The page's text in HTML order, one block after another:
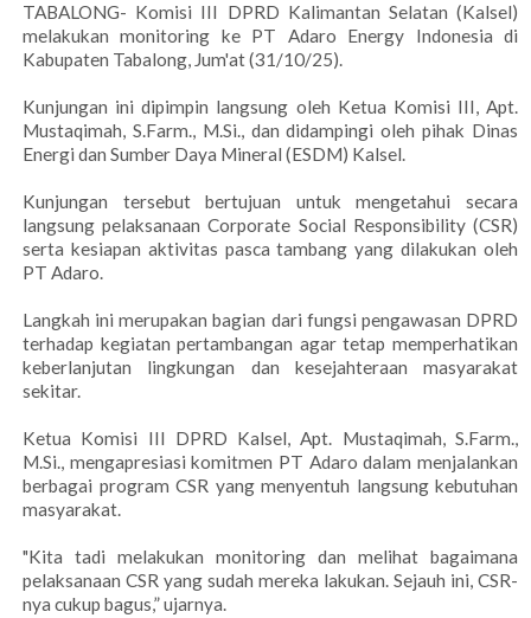
TABALONG- Komisi III DPRD Kalimantan Selatan (Kalsel)
melakukan monitoring ke PT Adaro Energy Indonesia di
Kabupaten Tabalong, Jum'at (31/10/25).
Kunjungan ini dipimpin langsung oleh Ketua Komisi III, Apt.
Mustaqimah, S.Farm., M.Si., dan didampingi oleh pihak Dinas
Energi dan Sumber Daya Mineral (ESDM) Kalsel.
Kunjungan tersebut bertujuan untuk mengetahui secara
langsung pelaksanaan Corporate Social Responsibility (CSR)
serta kesiapan aktivitas pasca tambang yang dilakukan oleh
PT Adaro.
Langkah ini merupakan bagian dari fungsi pengawasan DPRD
terhadap kegiatan pertambangan agar tetap memperhatikan
keberlanjutan lingkungan dan kesejahteraan masyarakat
sekitar.
Ketua Komisi III DPRD Kalsel, Apt. Mustaqimah, S.Farm.,
M.Si., mengapresiasi komitmen PT Adaro dalam menjalankan
berbagai program CSR yang menyentuh langsung kebutuhan
masyarakat.
"Kita tadi melakukan monitoring dan melihat bagaimana
pelaksanaan CSR yang sudah mereka lakukan. Sejauh ini, CSR-
nya cukup bagus,” ujarnya.